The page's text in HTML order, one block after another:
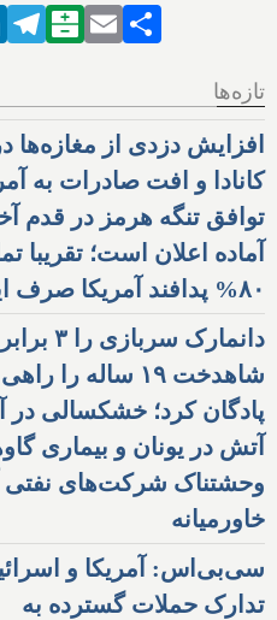
LinkedIn
Telegram
Balatarin
Email
تازه‌ها
افزایش دزدی از مغازه‌ها
کانادا و افت صادرات به
توافق تنگه هرمز در قدم
آماده اعلان است؛
۸۰% پدافند آمریکا صرف ایران شده
دانمارک سربازی را
شاهدخت ۱۹ ساله را راهی
پادگان کرد؛ خشکسالی در
آتش در یونان و بیماری
وحشتناک شرکت‌های نفتی
خاورمیانه
سی‌بی‌اس: آمریکا و
تدارک حملات گسترده به